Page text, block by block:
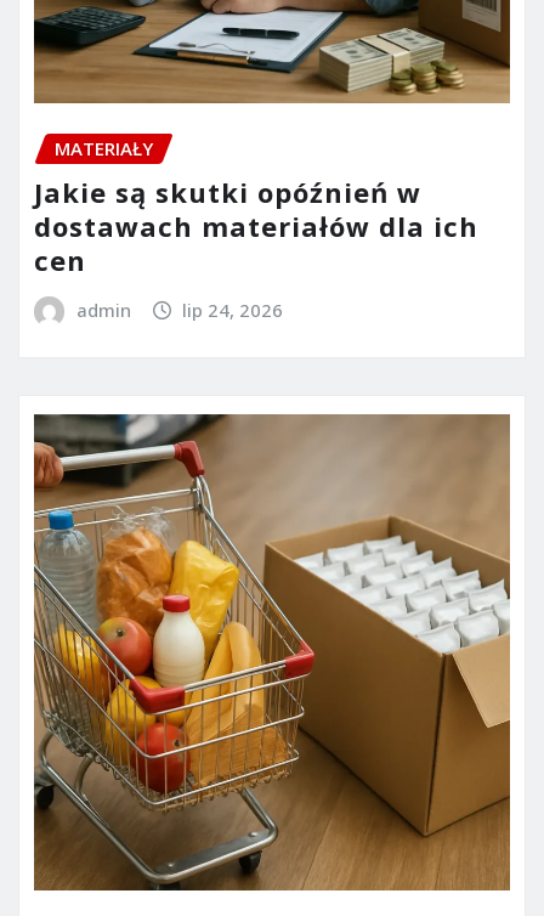
MATERIAŁY
Jakie są skutki opóźnień w
dostawach materiałów dla ich
cen
admin lip 24, 2026